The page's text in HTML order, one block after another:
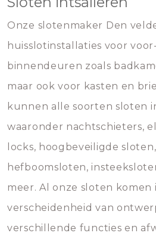
Onze slotenmaker Den
huisslotinstallaties voor
binnendeuren zoals
maar ook voor kasten en
kunnen alle soorten sloten
waaronder nachtschieters,
locks, hoogbeveiligde
hefboomsloten,
meer. Al onze sloten komen
verscheidenheid van
verschillende functies en